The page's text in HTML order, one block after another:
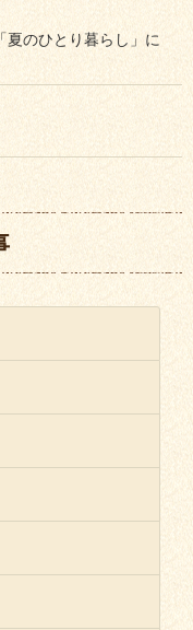
夏のひとり暮らし」に